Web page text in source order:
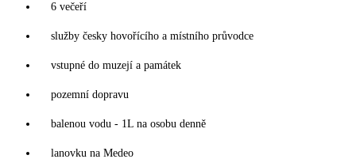
6 večeří
služby česky hovořícího a místního průvodce
vstupné do muzejí a památek
pozemní dopravu
balenou vodu - 1L na osobu denně
lanovku na Medeo